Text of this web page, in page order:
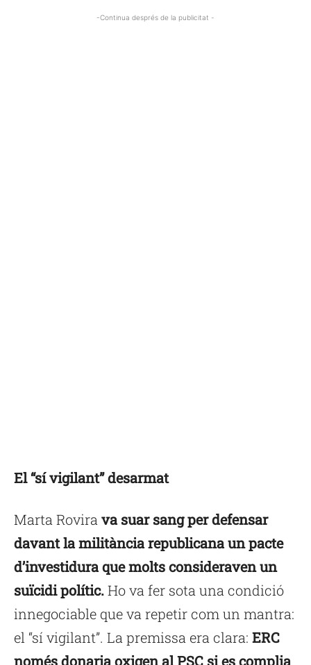
-Continua després de la publicitat -
El “sí vigilant” desarmat
Marta Rovirava suar sang per defensar
davant la militància republicana un pacte
d’investidura que molts consideraven un
suïcidi polític.Ho va fer sota una condició
innegociable que va repetir com un mantra:
el “sí vigilant”. La premissa era clara: ERC
només donaria oxigen al PSC si es complia